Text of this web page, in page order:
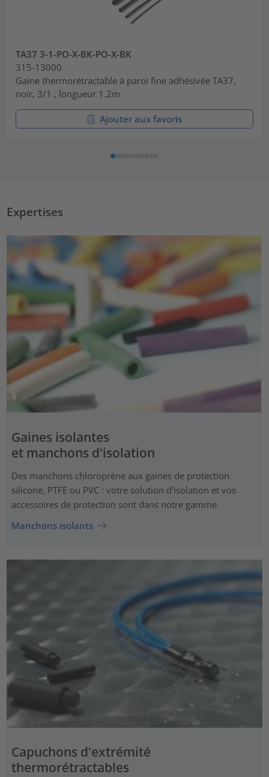
TA37 3-1-PO-X-BK-PO-X-BK
315-13000
Gaine thermorétractable à paroi fine adhésivée TA37,
noir, 3/1 , longueur 1.2m
Ajouter aux favoris
Expertises
Gaines isolantes
et manchons d'isolation
Des manchons chloroprène aux gaines de protection
silicone, PTFE ou PVC : votre solution d'isolation et vos
accessoires de protection sont dans notre gamme
Manchons isolants
Capuchons d'extrémité
thermorétractables